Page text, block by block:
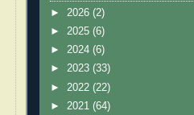
► 2026 (2)
► 2025 (6)
► 2024 (6)
► 2023 (33)
► 2022 (22)
► 2021 (64)